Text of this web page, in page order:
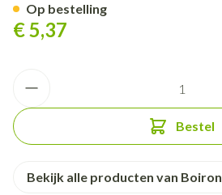
€ 5,37
Bestel
Op bestelling
Bekijk alle producten van Boiron